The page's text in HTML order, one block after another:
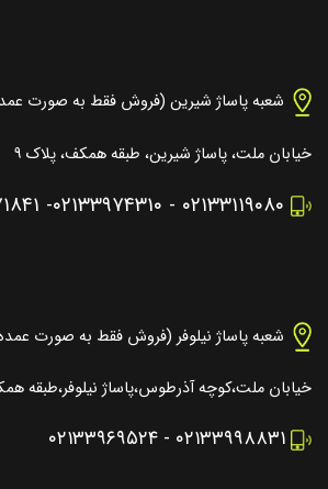
شعبه پاساژ شیرین (فروش فقط به صورت
خیابان ملت، پاساژ شیرین، طبقه همکف، پلاک ۹
۰۲۱۳۳۱۱۹۰۸۰ - ۰۲۱۳۳۹۷۴۳۱۰-
شعبه پاساژ نیلوفر (فروش فقط به صورت
خیابان ملت،کوچه آذرطوس،پاساژ نیلوفر،طبقه
۰۲۱۳۳۹۹۸۸۳۱ - ۰۲۱۳۳۹۶۹۵۲۴